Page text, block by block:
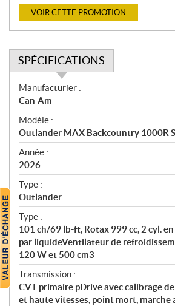
VOIR CETTE PROMOTION
SPÉCIFICATIONS
S
p
é
c
i
f
i
c
a
t
i
o
n
s
Manufacturier :
Can-Am
Modèle :
Outlander MAX Backcountry 1000R
Année :
2026
Type :
Outlander
Type :
101 ch/69 lb-ft, Rotax 999 cc, 2 cyl.
par liquideVentilateur de
120 W et 500 cm3
Transmission :
CVT primaire pDrive avec calibrage
et haute vitesses, point mort, marche